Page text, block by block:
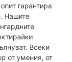
гарантира
Нашите
Всеки
от умения, от